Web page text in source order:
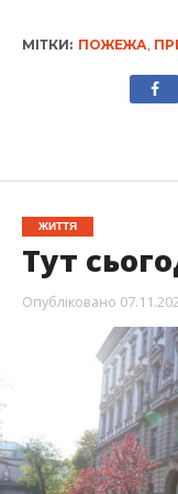
МІТКИ: ПОЖЕЖА
ЖИТТЯ
Тут
Опубліковано